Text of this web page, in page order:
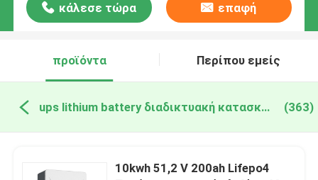
κάλεσε τώρα επαφή
προϊόντα Περίπου εμείς
ups lithium battery διαδικτυακή κατασκευή (363)
10kwh 51,2 V 200ah Lifepo4